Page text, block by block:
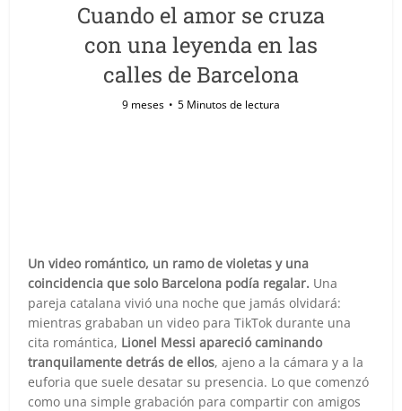
Cuando el amor se cruza
con una leyenda en las
calles de Barcelona
9 meses 5 Minutos de lectura
Un video romántico, un ramo de violetas y una
coincidencia que solo Barcelona podía regalar. Una
pareja catalana vivió una noche que jamás olvidará:
mientras grababan un video para TikTok durante una
cita romántica, Lionel Messi apareció caminando
tranquilamente detrás de ellos, ajeno a la cámara y a la
euforia que suele desatar su presencia. Lo que comenzó
como una simple grabación para compartir con amigos